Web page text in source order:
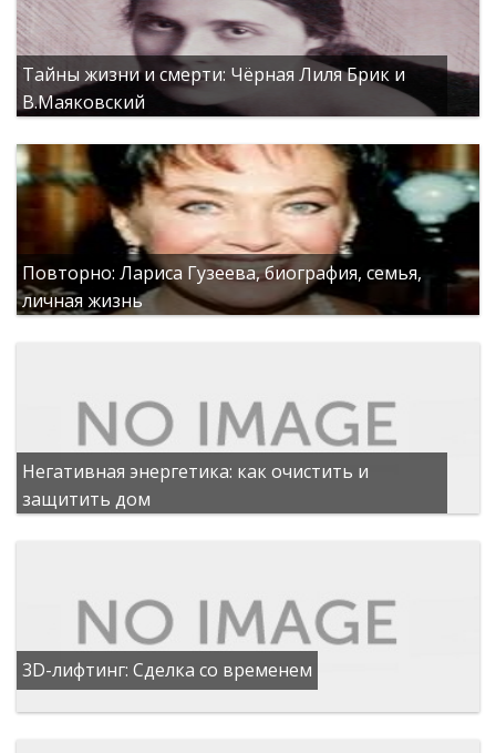
Тайны жизни и смерти: Чёрная Лиля Брик и
В.Маяковский
Повторно: Лариса Гузеева, биография, семья,
личная жизнь
Негативная энергетика: как очистить и
защитить дом
3D-лифтинг: Сделка со временем